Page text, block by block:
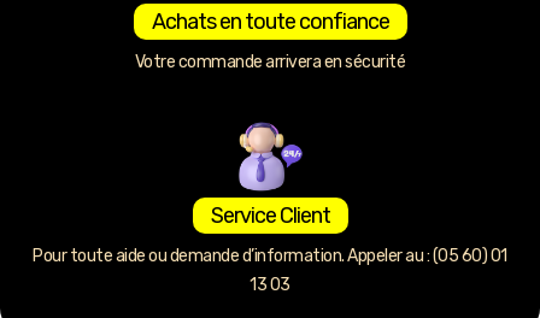
Achats en toute confiance
Votre commande arrivera en sécurité
Service Client
Pour toute aide ou demande d’information. Appeler au : (05 60) 01
13 03